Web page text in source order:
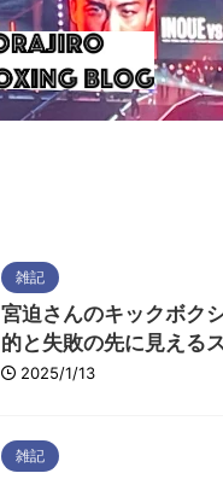
雑記
宮迫さんのキックボク
的と失敗の先に見える
2025/1/13
雑記